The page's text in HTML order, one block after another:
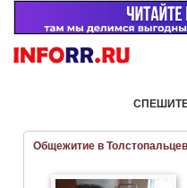
Общежитие в